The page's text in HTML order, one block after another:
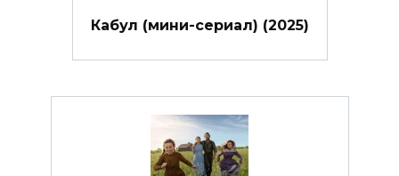
Кабул (мини-сериал) (2025)